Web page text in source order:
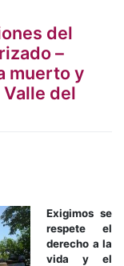
del
–
muerto y
del
Exigimos se
respete el
derecho a la
vida y el